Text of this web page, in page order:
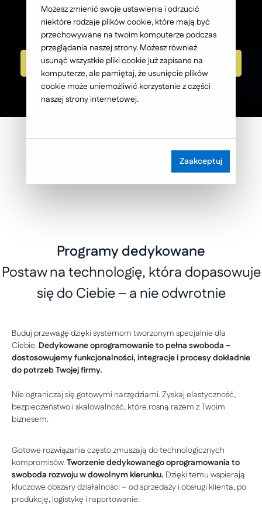
Twój biznes może więcej. Poczuj wolność,
jaką daje oprogramowanie szyte na miarę.
Sprawdź szczegóły
Programy dedykowane
Postaw na technologię, która dopasowuje
się do Ciebie – a nie odwrotnie
Buduj przewagę dzięki systemom tworzonym specjalnie dla
Ciebie. Dedykowane oprogramowanie to pełna swoboda –
dostosowujemy funkcjonalności, integracje i procesy dokładnie
do potrzeb Twojej firmy.
Nie ograniczaj się gotowymi narzędziami. Zyskaj elastyczność,
bezpieczeństwo i skalowalność, które rosną razem z Twoim
biznesem.
Gotowe rozwiązania często zmuszają do technologicznych
kompromisów.Tworzenie dedykowanego oprogramowania to
swoboda rozwoju w dowolnym kierunku. Dzięki temu wspierają
kluczowe obszary działalności – od sprzedaży i obsługi klienta, po
produkcję, logistykę i raportowanie.
Możesz zmienić swoje ustawienia i odrzucić
niektóre rodzaje plików cookie, które mają być
przechowywane na twoim komputerze podczas
przeglądania naszej strony. Możesz również
usunąć wszystkie pliki cookie już zapisane na
komputerze, ale pamiętaj, że usunięcie plików
cookie może uniemożliwić korzystanie z części
naszej strony internetowej.
Zaakceptuj